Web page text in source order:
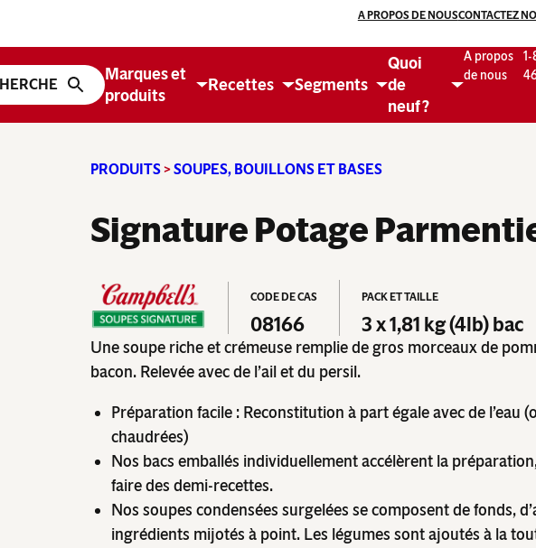
A PROPOS DE NOUSCONTACTEZ
Marques et
produits
Recettes Segments
Quoi
de
neuf ?
A propos
de nous
PRODUITS>SOUPES, BOUILLONS ET BASES
Signature Potage
CODE DE CAS
08166
PACK ET TAILLE
3 x 1,81 kg (4lb) bac
Une soupe riche et crémeuse remplie de gros morceaux de
bacon. Relevée avec de l’ail et du persil.
Préparation facile : Reconstitution à part égale avec de l’eau
chaudrées)
Nos bacs emballés individuellement accélèrent la
faire des demi-recettes.
Nos soupes condensées surgelées se composent de fonds,
ingrédients mijotés à point. Les légumes sont ajoutés à la